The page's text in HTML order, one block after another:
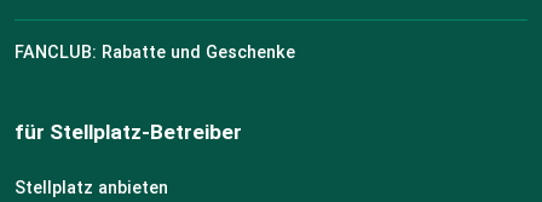
FANCLUB: Rabatte und Geschenke
für Stellplatz-Betreiber
Stellplatz anbieten